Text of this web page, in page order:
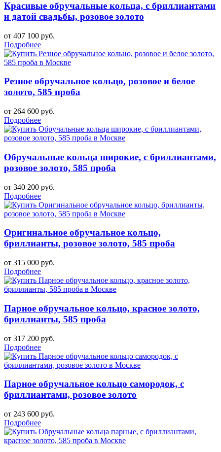
Красивые обручальные кольца, с бриллиантами
и датой свадьбы, розовое золото
от 407 100 руб.
Подробнее
Резное обручальное кольцо, розовое и белое
золото, 585 проба
от 264 600 руб.
Подробнее
Обручальные кольца широкие, с бриллиантами,
розовое золото, 585 проба
от 340 200 руб.
Подробнее
Оригинальное обручальное кольцо,
бриллианты, розовое золото, 585 проба
от 315 000 руб.
Подробнее
Парное обручальное кольцо, красное золото,
бриллианты, 585 проба
от 317 200 руб.
Подробнее
Парное обручальное кольцо самородок, с
бриллиантами, розовое золото
от 243 600 руб.
Подробнее